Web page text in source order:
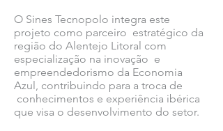
O Sines Tecnopolo integra este
projeto como parceiro estratégico da
região do Alentejo Litoral com
especialização na inovação e
empreendedorismo da Economia
Azul, contribuindo para a troca de
conhecimentos e experiência ibérica
que visa o desenvolvimento do setor.